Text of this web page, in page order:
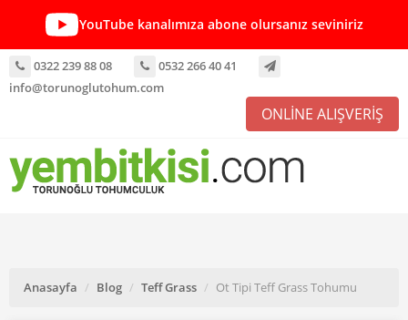
YouTube kanalımıza abone olursanız seviniriz
0322 239 88 08
0532 266 40 41
info@torunoglutohum.com
ONLİNE ALIŞVERİŞ
Anasayfa Blog Teff Grass Ot Tipi Teff Grass Tohumu